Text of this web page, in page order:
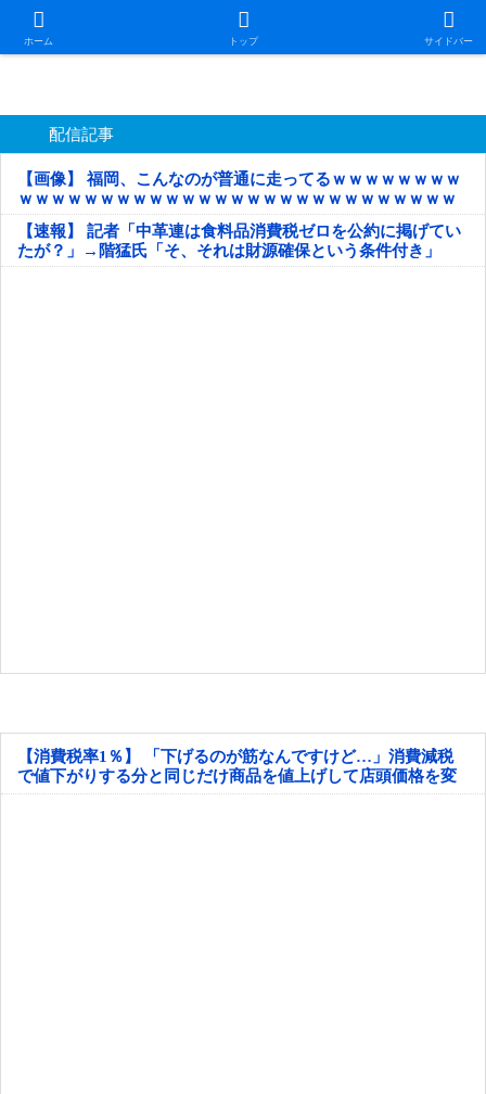
ホーム トップ サイドバー
日本第一！ニュース録
配信記事
【画像】 福岡、こんなのが普通に走ってるｗｗｗｗｗｗｗｗ
ｗｗｗｗｗｗｗｗｗｗｗｗｗｗｗｗｗｗｗｗｗｗｗｗｗｗｗ
ｗｗｗｗｗ
【速報】 記者「中革連は食料品消費税ゼロを公約に掲げてい
たが？」→階猛氏「そ、それは財源確保という条件付き」
【消費税率1％】 「下げるのが筋なんですけど…」消費減税
で値下がりする分と同じだけ商品を値上げして店頭価格を変
えない店も